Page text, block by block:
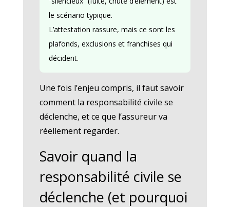
le scénario typique.
L’attestation rassure, mais ce sont les
plafonds, exclusions et franchises qui
décident.
Une fois l’enjeu compris, il faut savoir
comment la responsabilité civile se
déclenche, et ce que l’assureur va
réellement regarder.
Savoir quand la
responsabilité civile se
déclenche (et pourquoi